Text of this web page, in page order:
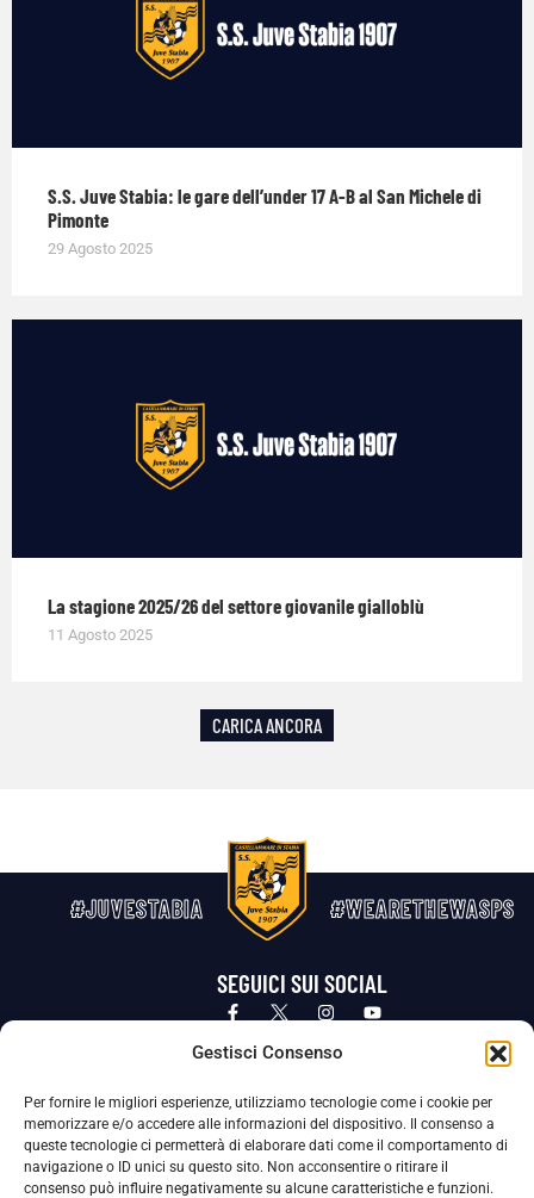
Gestisci Consenso
Per fornire le migliori esperienze, utilizziamo tecnologie come i cookie per
memorizzare e/o accedere alle informazioni del dispositivo. Il consenso a
queste tecnologie ci permetterà di elaborare dati come il comportamento di
navigazione o ID unici su questo sito. Non acconsentire o ritirare il
consenso può influire negativamente su alcune caratteristiche e funzioni.
S.S. Juve Stabia: le gare dell’under 17 A-B al San Michele di
Pimonte
29 Agosto 2025
La stagione 2025/26 del settore giovanile gialloblù
11 Agosto 2025
CARICA ANCORA
#JUVESTABIA #WEARETHEWASPS
SEGUICI SUI SOCIAL
Privacy Policy Cookie Policy
La Società ha nominato il Responsabile della Protezione dei Dati Personali (DPO), figura specializzata che vigila sulle modalità
adottate dalla nostra Società per tutelare i Suoi dati personali.
Per contattare il DPO può scrivere a